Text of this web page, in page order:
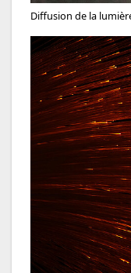
Diffusion de la